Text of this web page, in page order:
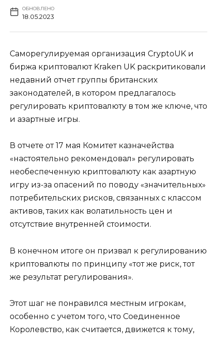
ОБНОВЛЕНО
18.05.2023
Саморегулируемая организация CryptoUK и
биржа криптовалют Kraken UK раскритиковали
недавний отчет группы британских
законодателей, в котором предлагалось
регулировать криптовалюту в том же ключе, что
и азартные игры.
В отчете от 17 мая Комитет казначейства
«настоятельно рекомендовал» регулировать
необеспеченную криптовалюту как азартную
игру из-за опасений по поводу «значительных»
потребительских рисков, связанных с классом
активов, таких как волатильность цен и
отсутствие внутренней стоимости.
В конечном итоге он призвал к регулированию
криптовалюты по принципу «тот же риск, тот
же результат регулирования».
Этот шаг не понравился местным игрокам,
особенно с учетом того, что Соединенное
Королевство, как считается, движется к тому,